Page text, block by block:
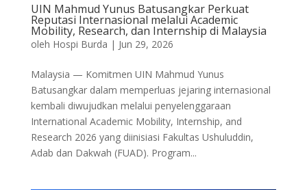
UIN Mahmud Yunus Batusangkar Perkuat
Reputasi Internasional melalui Academic
Mobility, Research, dan Internship di Malaysia
oleh Hospi Burda | Jun 29, 2026
Malaysia — Komitmen UIN Mahmud Yunus
Batusangkar dalam memperluas jejaring internasional
kembali diwujudkan melalui penyelenggaraan
International Academic Mobility, Internship, and
Research 2026 yang diinisiasi Fakultas Ushuluddin,
Adab dan Dakwah (FUAD). Program...